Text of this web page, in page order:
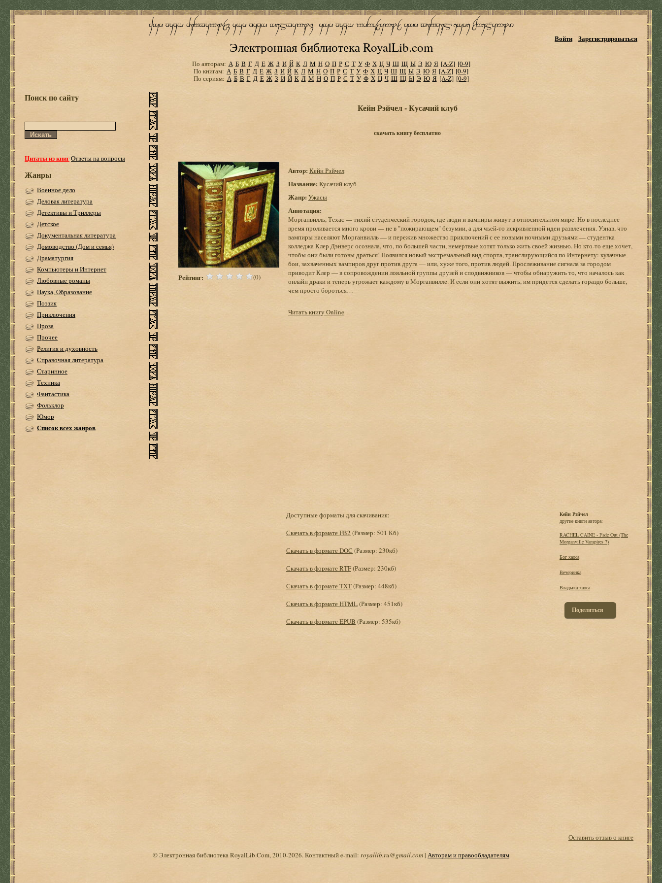
Электронная библиотека RoyalLib.com
Войти Зарегистрироваться
По авторам: А Б В Г Д Е Ж З И Й К Л М Н О П Р С Т У Ф Х Ц Ч Ш Щ Ы Э Ю Я [A-Z] [0-9]
По книгам: А Б В Г Д Е Ж З И Й К Л М Н О П Р С Т У Ф Х Ц Ч Ш Щ Ы Э Ю Я [A-Z] [0-9]
По сериям: А Б В Г Д Е Ж З И Й К Л М Н О П Р С Т У Ф Х Ц Ч Ш Щ Ы Э Ю Я [A-Z] [0-9]
Поиск по сайту
Цитаты из книгОтветы на вопросы
Жанры
Военное дело
Деловая литература
Детективы и Триллеры
Детское
Документальная литература
Домоводство (Дом и семья)
Драматургия
Компьютеры и Интернет
Любовные романы
Наука, Образование
Поэзия
Приключения
Проза
Прочее
Религия и духовность
Справочная литература
Старинное
Техника
Фантастика
Фольклор
Юмор
Список всех жанров
Кейн Рэйчел - Кусачий клуб
скачать книгу бесплатно
Рейтинг: (0)
Автор: Кейн Рэйчел
Название: Кусачий клуб
Жанр: Ужасы
Аннотация:
Морганвилль, Техас — тихий студенческий городок, где люди и вампиры живут в относительном мире. Но в последнее
время проливается много крови — не в "пожирающем" безумии, а для чьей-то искривленной идеи развлечения. Узнав, что
вампиры населяют Морганвилль — и пережив множество приключений с ее новыми ночными друзьями — студентка
колледжа Клер Дэнверс осознала, что, по большей части, немертвые хотят только жить своей жизнью. Но кто-то еще хочет,
чтобы они были готовы драться! Появился новый экстремальный вид спорта, транслирующийся по Интернету: кулачные
бои, захваченных вампиров друг против друга — или, хуже того, против людей. Прослеживание сигнала за городом
приводит Клер — в сопровождении лояльной группы друзей и сподвижников — чтобы обнаружить то, что началось как
онлайн драки и теперь угрожает каждому в Морганвилле. И если они хотят выжить, им придется сделать гораздо больше,
чем просто бороться…
Читать книгу Online
Доступные форматы для скачивания:
Скачать в формате FB2 (Размер: 501 Кб)
Скачать в формате DOC (Размер: 230кб)
Скачать в формате RTF(Размер: 230кб)
Скачать в формате TXT(Размер: 448кб)
Скачать в формате HTML(Размер: 451кб)
Скачать в формате EPUB (Размер: 535кб)
Кейн Рэйчел
другие книги автора:
RACHEL CAINE - Fade Out (The
Morganville Vampires 7)
Бог хаоса
Вечеринка
Владыка хаоса
Поделиться
Оставить отзыв о книге
© Электронная библиотека RoyalLib.Com, 2010-2026. Контактный e-mail: royallib.ru@gmail.com| Авторам и правообладателям